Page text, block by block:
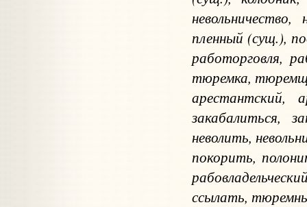
пленный (сущ.),
работорговля,
тюремка,
арестантский,
закабалиться,
неволить,
покорить,
ссылать,